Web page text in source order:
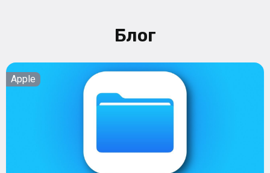
Блог
Apple